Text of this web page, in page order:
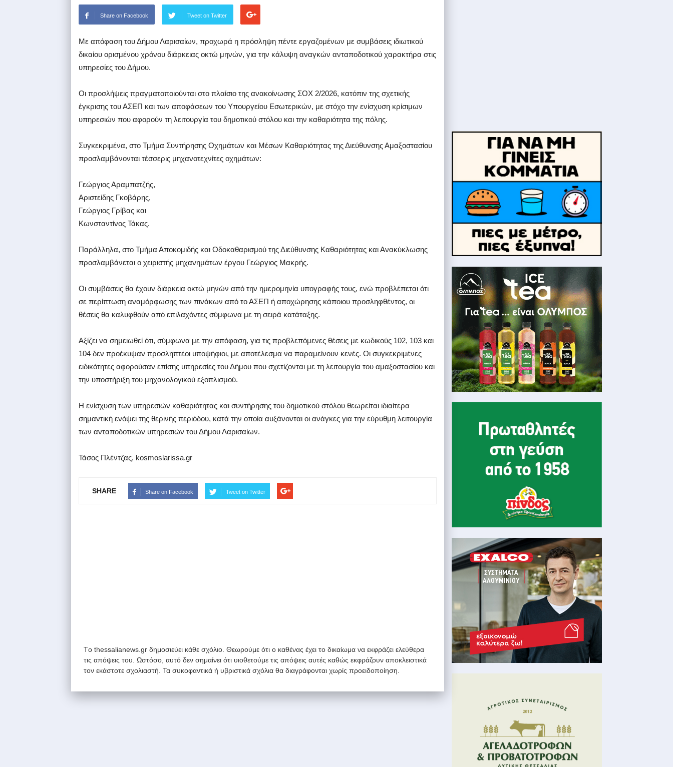
Share on Facebook Tweet on Twitter
Με απόφαση του Δήμου Λαρισαίων, προχωρά η πρόσληψη πέντε εργαζομένων με συμβάσεις ιδιωτικού
δικαίου ορισμένου χρόνου διάρκειας οκτώ μηνών, για την κάλυψη αναγκών ανταποδοτικού χαρακτήρα στις
υπηρεσίες του Δήμου.
Οι προσλήψεις πραγματοποιούνται στο πλαίσιο της ανακοίνωσης ΣΟΧ 2/2026, κατόπιν της σχετικής
έγκρισης του ΑΣΕΠ και των αποφάσεων του Υπουργείου Εσωτερικών, με στόχο την ενίσχυση κρίσιμων
υπηρεσιών που αφορούν τη λειτουργία του δημοτικού στόλου και την καθαριότητα της πόλης.
Συγκεκριμένα, στο Τμήμα Συντήρησης Οχημάτων και Μέσων Καθαριότητας της Διεύθυνσης Αμαξοστασίου
προσλαμβάνονται τέσσερις μηχανοτεχνίτες οχημάτων:
Γεώργιος Αραμπατζής,
Αριστείδης Γκοβάρης,
Γεώργιος Γρίβας και
Κωνσταντίνος Τάκας.
Παράλληλα, στο Τμήμα Αποκομιδής και Οδοκαθαρισμού της Διεύθυνσης Καθαριότητας και Ανακύκλωσης
προσλαμβάνεται ο χειριστής μηχανημάτων έργου Γεώργιος Μακρής.
Οι συμβάσεις θα έχουν διάρκεια οκτώ μηνών από την ημερομηνία υπογραφής τους, ενώ προβλέπεται ότι
σε περίπτωση αναμόρφωσης των πινάκων από το ΑΣΕΠ ή αποχώρησης κάποιου προσληφθέντος, οι
θέσεις θα καλυφθούν από επιλαχόντες σύμφωνα με τη σειρά κατάταξης.
Αξίζει να σημειωθεί ότι, σύμφωνα με την απόφαση, για τις προβλεπόμενες θέσεις με κωδικούς 102, 103 και
104 δεν προέκυψαν προσληπτέοι υποψήφιοι, με αποτέλεσμα να παραμείνουν κενές. Οι συγκεκριμένες
ειδικότητες αφορούσαν επίσης υπηρεσίες του Δήμου που σχετίζονται με τη λειτουργία του αμαξοστασίου και
την υποστήριξη του μηχανολογικού εξοπλισμού.
Η ενίσχυση των υπηρεσιών καθαριότητας και συντήρησης του δημοτικού στόλου θεωρείται ιδιαίτερα
σημαντική ενόψει της θερινής περιόδου, κατά την οποία αυξάνονται οι ανάγκες για την εύρυθμη λειτουργία
των ανταποδοτικών υπηρεσιών του Δήμου Λαρισαίων.
Τάσος Πλέντζας, kosmoslarissa.gr
SHARE Share on Facebook Tweet on Twitter
Tο thessalianews.gr δημοσιεύει κάθε σχόλιο. Θεωρούμε ότι ο καθένας έχει το δικαίωμα να εκφράζει ελεύθερα
τις απόψεις του. Ωστόσο, αυτό δεν σημαίνει ότι υιοθετούμε τις απόψεις αυτές καθώς εκφράζουν αποκλειστικά
τον εκάστοτε σχολιαστή. Τα συκοφαντικά ή υβριστικά σχόλια θα διαγράφονται χωρίς προειδοποίηση.